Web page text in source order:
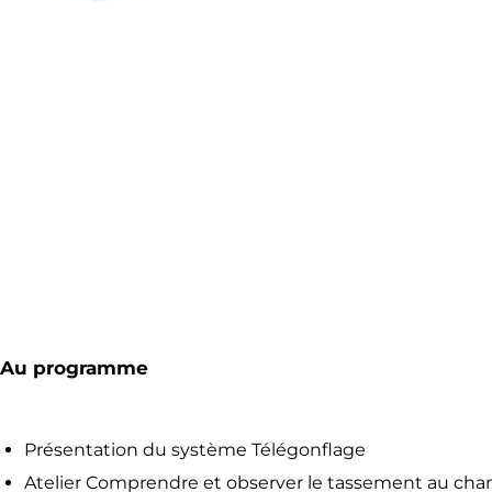
Au programme
Présentation du système Télégonflage
Atelier Comprendre et observer le tassement au